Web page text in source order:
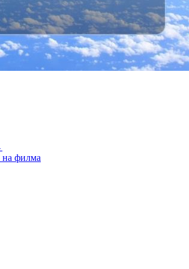
на филма